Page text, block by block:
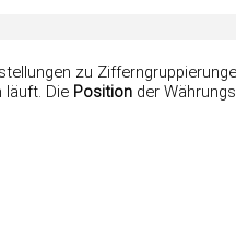
zu
läuft. Die Position der